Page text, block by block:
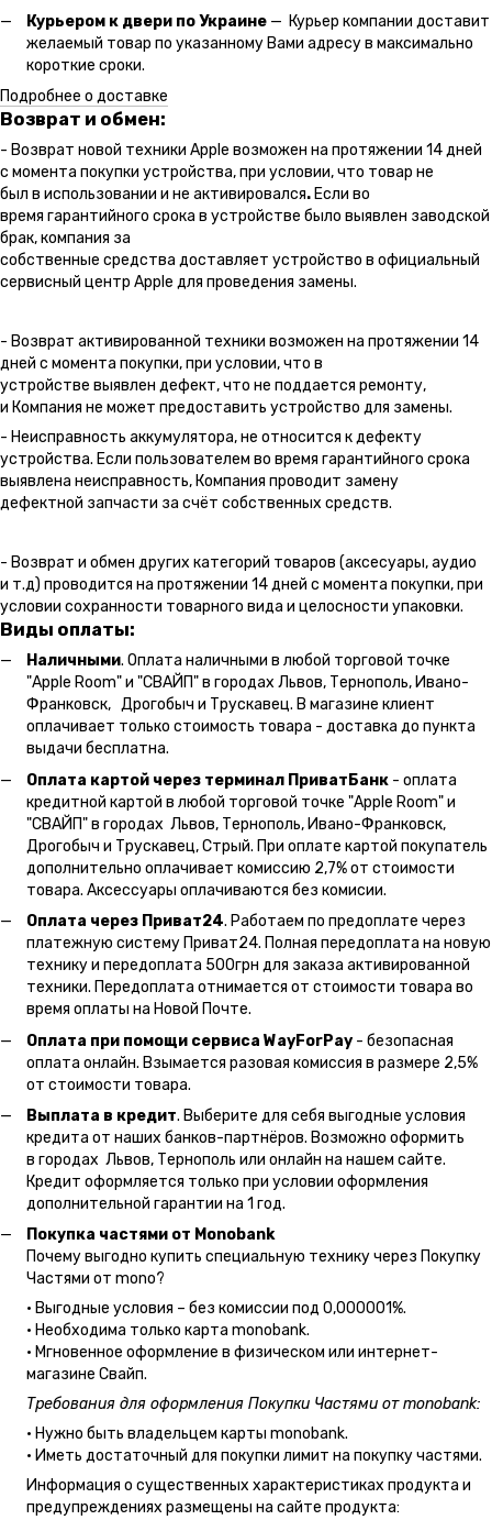
Курьером к двери по Украине — Курьер компании доставит
желаемый товар по указанному Вами адресу в максимально
короткие сроки.
Подробнее о доставке
Возврат и обмен:
- Возврат новой техники Apple возможен на протяжении 14 дней
с момента покупки устройства, при условии, что товар не
был в использовании и не активировался.Если во
время гарантийного срока в устройстве было выявлен заводской
брак, компания за
собственные средства доставляет устройство в официальный
сервисный центр Apple для проведения замены.
- Возврат активированной техники возможен на протяжении 14
дней с момента покупки, при условии, что в
устройстве выявлен дефект, что не поддается ремонту,
и Компания не может предоставить устройство для замены.
- Неисправность аккумулятора, не относится к дефекту
устройства. Если пользователем во время гарантийного срока
выявлена неисправность, Компания проводит замену
дефектной запчасти за счёт собственных средств.
- Возврат и обмен других категорий товаров (аксесуары, аудио
и т.д) проводится на протяжении 14 дней с момента покупки, при
условии сохранности товарного вида и целосности упаковки.
Виды оплаты:
Наличными. Оплата наличными в любой торговой точке
"Apple Room" и "СВАЙП" в городах Львов, Тернополь, Ивано-
Франковск, Дрогобыч и Трускавец. В магазине клиент
оплачивает только стоимость товара - доставка до пункта
выдачи бесплатна.
Оплата картой через терминал ПриватБанк - оплата
кредитной картой в любой торговой точке "Apple Room" и
"СВАЙП" в городах Львов, Тернополь, Ивано-Франковск,
Дрогобыч и Трускавец, Стрый. При оплате картой покупатель
дополнительно оплачивает комиссию 2,7% от стоимости
товара. Аксессуары оплачиваются без комисии.
Оплата через Приват24. Работаем по предоплате через
платежную систему Приват24. Полная передоплата на новую
технику и передоплата 500грн для заказа активированной
техники. Передоплата отнимается от стоимости товара во
время оплаты на Новой Почте.
Оплата при помощи сервиса WayForPay - безопасная
оплата онлайн. Взымается разовая комиссия в размере 2,5%
от стоимости товара.
Выплата в кредит. Выберите для себя выгодные условия
кредита от наших банков-партнёров. Возможно оформить
в городах Львов, Тернополь или онлайн на нашем сайте.
Кредит оформляется только при условии оформления
дополнительной гарантии на 1 год.
Покупка частями от Monobank
Почему выгодно купить специальную технику через Покупку
Частями от mono?
• Выгодные условия – без комиссии под 0,000001%.
• Необходима только карта monobank.
• Мгновенное оформление в физическом или интернет-
магазине Cвайп.
Требования для оформления Покупки Частями от monobank:
• Нужно быть владельцем карты monobank.
• Иметь достаточный для покупки лимит на покупку частями.
Информация о существенных характеристиках продукта и
предупреждениях размещены на сайте продукта: